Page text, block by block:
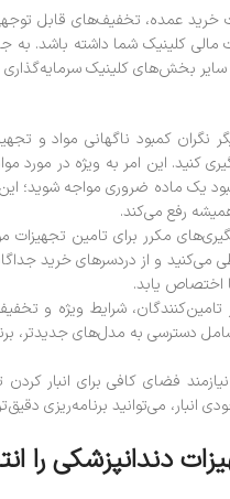
خرید عمده، تخفیف‌های قابل
مالی کلینیک شما داشته باشد.
سایر بخش‌های کلینیک سرمایه‌گذاری
نگران کمبود ناگهانی مواد و
کنید. این امر به ویژه در
یک ماده ضروری مواجه شوید؛
رفع می‌کند.
مکرر برای تامین تجهیزات
می‌کنید و از دردسرهای خرید
اختصاص یابد.
تامین‌کنندگان، شرایط ویژه و
دسترسی به مدل‌های جدیدتر،
فضای کافی برای انبار
می‌توانید برنامه‌ریزی
دندانپزشکی را